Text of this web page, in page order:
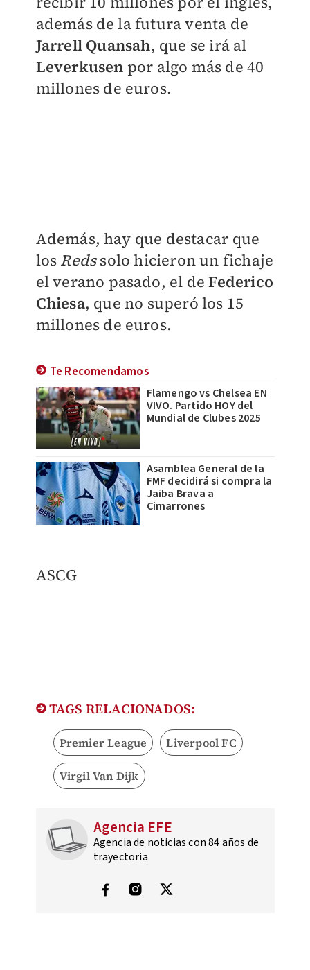
además de la futura venta de
Jarrell Quansah, que se irá al
Leverkusen por algo más de 40
millones de euros.
Además, hay que destacar que
los Redssolo hicieron un fichaje
el verano pasado, el deFederico
Chiesa, que no superó los 15
millones de euros.
Te Recomendamos
Flamengo vs Chelsea EN
VIVO. Partido HOY del
Mundial de Clubes 2025
Asamblea General de la
FMF decidirá si compra la
Jaiba Brava a
Cimarrones
ASCG
TAGS RELACIONADOS:
Premier League Liverpool FC
Virgil Van Dijk
Agencia EFE
Agencia de noticias con 84 años de
trayectoria